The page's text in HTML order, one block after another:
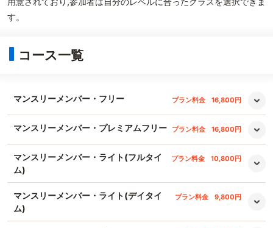
す。
コース一覧
マンスリーメンバー・フリー プラン料金 16,800円
マンスリーメンバー・プレミアムフリー プラン料金 16,800円
マンスリーメンバー・ライト(フルタイ
ム)
プラン料金 10,800円
マンスリーメンバー・ライト(デイタイ
ム)
プラン料金 9,800円